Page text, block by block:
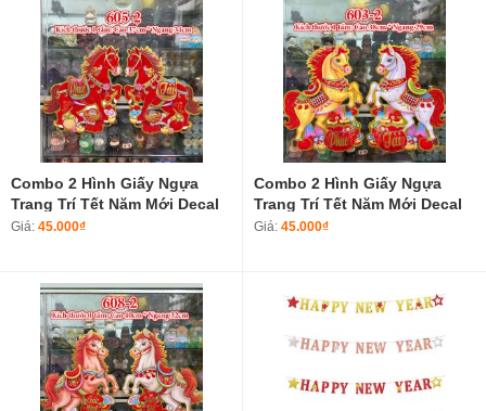
Combo 2 Hình Giấy Ngựa
Trang Trí Tết Năm Mới Decal
Tết Năm Bính Ngọ 2026 605-2
Giá: 45.000₫
Combo 2 Hình Giấy Ngựa
Trang Trí Tết Năm Mới Decal
Tết Năm Bính Ngọ 2026 603-2
Giá: 45.000₫